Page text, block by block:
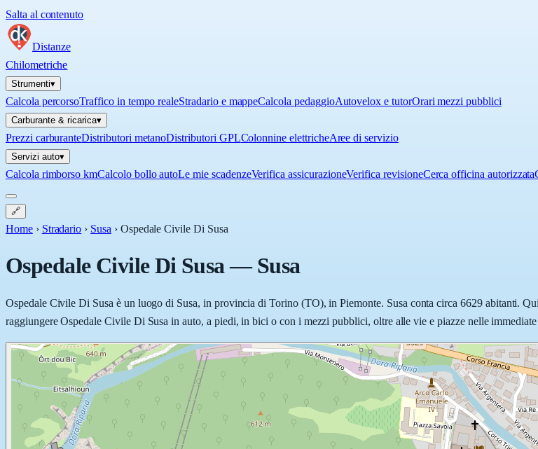
Salta al contenuto
Distanze
Chilometriche
Strumenti▾
Calcola percorsoTraffico in tempo realeStradario e mappeCalcola pedaggioAutovelox e tutorOrari mezzi pubblici
Carburante & ricarica▾
Prezzi carburanteDistributori metanoDistributori GPLColonnine elettricheAree di servizio
Servizi auto▾
Calcola rimborso kmCalcolo bollo autoLe mie scadenzeVerifica assicurazioneVerifica revisioneCerca officina autorizzata
🔗
Home › Stradario › Susa › Ospedale Civile Di Susa
Ospedale Civile Di Susa—Susa
Ospedale Civile Di Susa è un luogo di Susa, in provincia di Torino (TO), in Piemonte. Susa conta circa 6629 abitanti.
raggiungere Ospedale Civile Di Susa in auto, a piedi, in bici o con i mezzi pubblici, oltre alle vie e piazze nelle